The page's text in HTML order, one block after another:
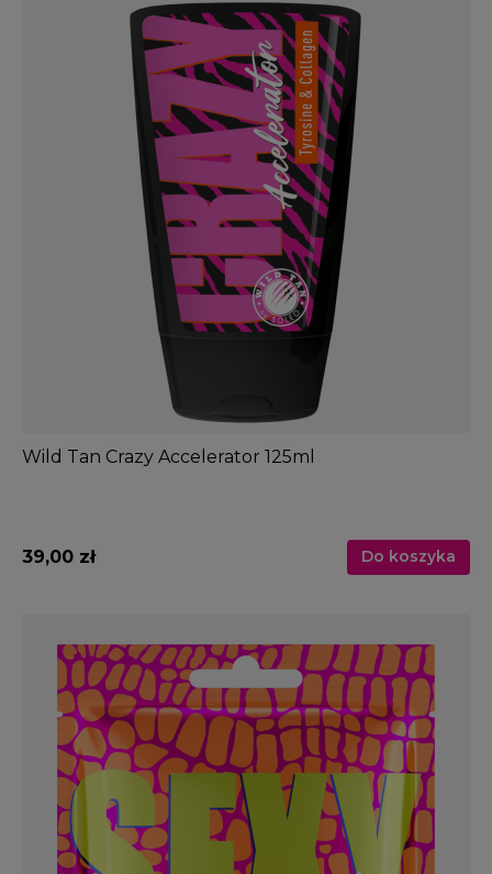
Wild Tan Crazy Accelerator 125ml
39,00 zł Do koszyka